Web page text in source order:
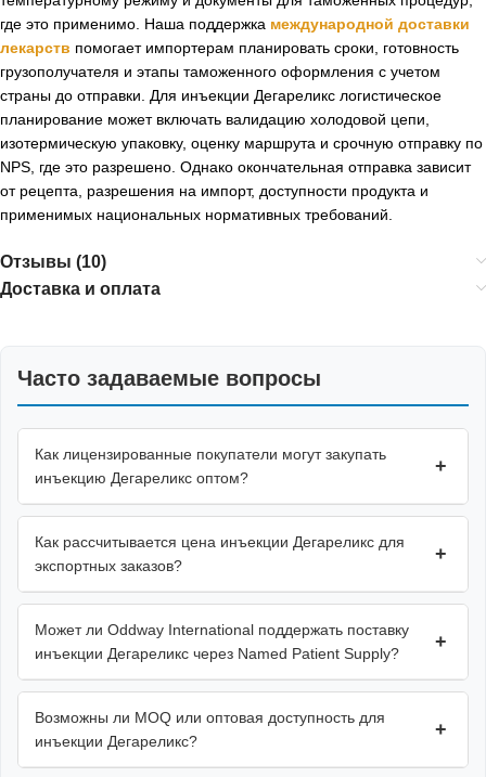
где это применимо. Наша поддержка международной доставки
лекарств помогает импортерам планировать сроки, готовность
грузополучателя и этапы таможенного оформления с учетом
страны до отправки. Для инъекции Дегареликс логистическое
планирование может включать валидацию холодовой цепи,
изотермическую упаковку, оценку маршрута и срочную отправку по
NPS, где это разрешено. Однако окончательная отправка зависит
от рецепта, разрешения на импорт, доступности продукта и
применимых национальных нормативных требований.
Отзывы (10)
Доставка и оплата
Часто задаваемые вопросы
Как лицензированные покупатели могут закупать
инъекцию Дегареликс оптом?
+
Как рассчитывается цена инъекции Дегареликс для
экспортных заказов?
+
Может ли Oddway International поддержать поставку
инъекции Дегареликс через Named Patient Supply?
+
Возможны ли MOQ или оптовая доступность для
инъекции Дегареликс?
+